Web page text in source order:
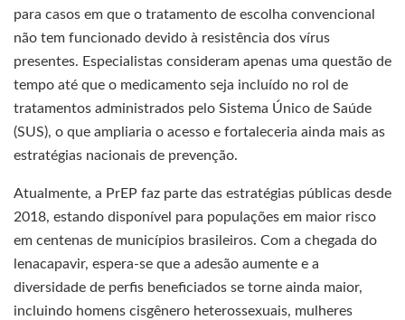
para casos em que o tratamento de escolha convencional
não tem funcionado devido à resistência dos vírus
presentes. Especialistas consideram apenas uma questão de
tempo até que o medicamento seja incluído no rol de
tratamentos administrados pelo Sistema Único de Saúde
(SUS), o que ampliaria o acesso e fortaleceria ainda mais as
estratégias nacionais de prevenção.
Atualmente, a PrEP faz parte das estratégias públicas desde
2018, estando disponível para populações em maior risco
em centenas de municípios brasileiros. Com a chegada do
lenacapavir, espera-se que a adesão aumente e a
diversidade de perfis beneficiados se torne ainda maior,
incluindo homens cisgênero heterossexuais, mulheres